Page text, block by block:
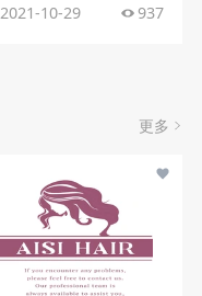
2021-10-29 937
更多